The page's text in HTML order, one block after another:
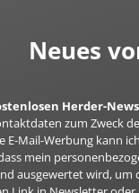
Neues
Herder-
zum Zweck
E-Mail-Werbung kann
mein
ausgewertet wird, um